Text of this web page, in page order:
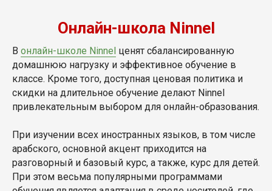
Онлайн-школа Ninnel
В онлайн-школе Ninnel ценят сбалансированную
домашнюю нагрузку и эффективное обучение в
классе. Кроме того, доступная ценовая политика и
скидки на длительное обучение делают Ninnel
привлекательным выбором для онлайн-образования.
При изучении всех иностранных языков, в том числе
арабского, основной акцент приходится на
разговорный и базовый курс, а также, курс для детей.
При этом весьма популярными программами